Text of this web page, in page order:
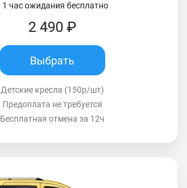
1 час ожидания бесплатно
2 490 ₽
Выбрать
Детские кресла (150р/шт)
Предоплата не требуется
Бесплатная отмена за 12ч